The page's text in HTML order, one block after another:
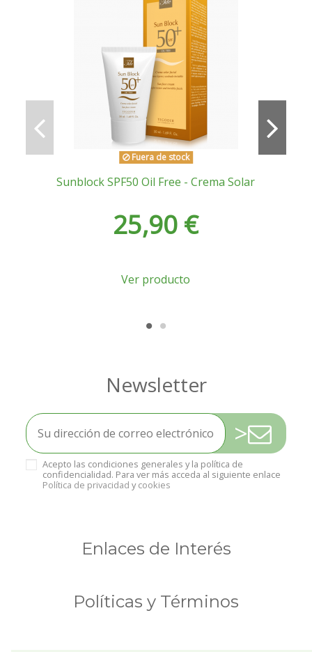
Fuera de stock
Sunblock SPF50 Oil Free - Crema Solar
25,90 €
Ver producto
>
Acepto las condiciones generales y la política de
confidencialidad. Para ver más acceda al siguiente enlace
Política de privacidad ycookies
Enlaces de Interés
Políticas y Términos